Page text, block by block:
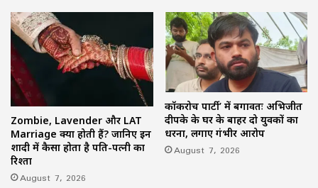
Zombie, Lavender और LAT
Marriage क्या होती हैं? जानिए इन
शादी में कैसा होता है पति-पत्नी का
रिश्ता
August 7, 2026
कॉकरोच पार्टी’ में बगावतः अभिजीत
दीपके के घर के बाहर दो युवकों का
धरना, लगाए गंभीर आरोप
August 7, 2026